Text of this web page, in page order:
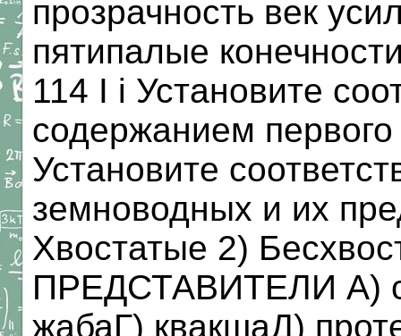
прозрачность век
пятипалые
114 I i Установите
содержанием
Установите
земноводных и их
Хвостатые 2)
ПРЕДСТАВИТЕЛИ A)
жабаГ) квакшаД)